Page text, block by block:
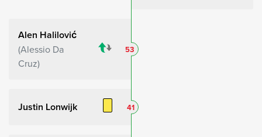
Alen Halilović
Alessio Da
Cruz
53
Justin Lonwijk 41